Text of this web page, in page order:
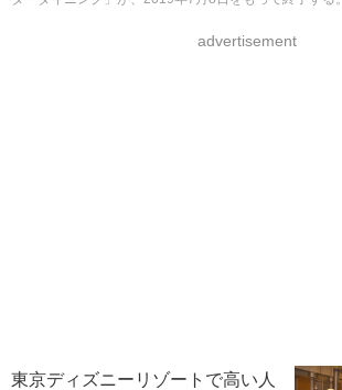
advertisement
東京ディズニーリゾートで高い人